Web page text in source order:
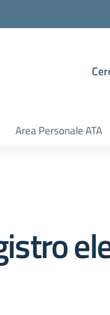
Area Personale ATA